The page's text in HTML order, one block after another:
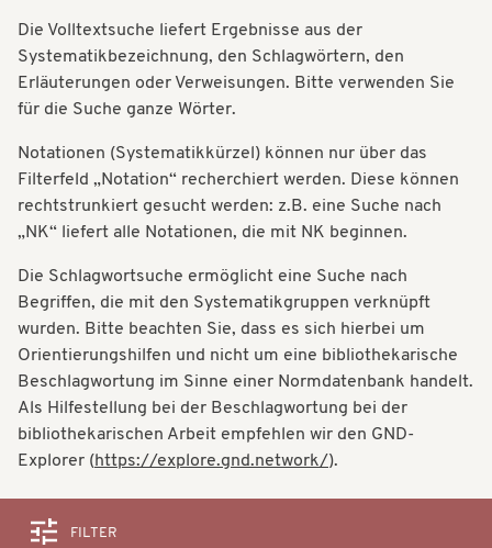
a
t
i
n
t
i
o
n
Die Volltextsuche liefert Ergebnisse aus der
Systematikbezeichnung, den Schlagwörtern, den
Erläuterungen oder Verweisungen. Bitte verwenden Sie
für die Suche ganze Wörter.
Notationen (Systematikkürzel) können nur über das
Filterfeld „Notation“ recherchiert werden. Diese können
rechtstrunkiert gesucht werden: z.B. eine Suche nach
„NK“ liefert alle Notationen, die mit NK beginnen.
Die Schlagwortsuche ermöglicht eine Suche nach
Begriffen, die mit den Systematikgruppen verknüpft
wurden. Bitte beachten Sie, dass es sich hierbei um
Orientierungshilfen und nicht um eine bibliothekarische
Beschlagwortung im Sinne einer Normdatenbank handelt.
Als Hilfestellung bei der Beschlagwortung bei der
bibliothekarischen Arbeit empfehlen wir den GND-
Explorer (https://explore.gnd.network/).
Suche
FILTER